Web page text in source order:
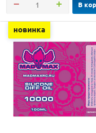
В
новинка